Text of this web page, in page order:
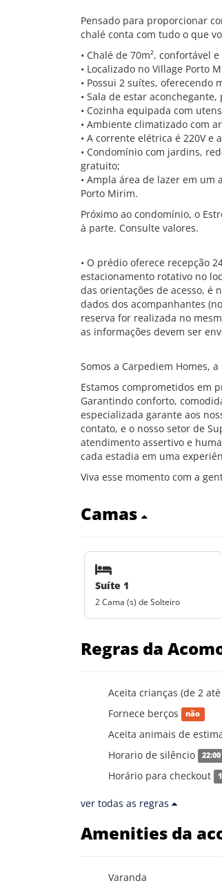
Pensado para proporcionar
chalé conta com tudo o que
• Chalé de 70m², confortável
• Localizado no Village Porto
• Possui 2 suítes, oferecendo
• Sala de estar
• Cozinha equipada com
• Ambiente climatizado com
• A corrente elétrica é 220V e
• Condomínio com jardins,
gratuito;
• Ampla área de lazer em
Porto Mirim.
Próximo ao condomínio, o
à parte. Consulte valores.
• O prédio oferece recepção
estacionamento rotativo no
das orientações de acesso, é
dados dos acompanhantes
reserva for realizada no
as informações devem ser
Somos a Carpediem Homes,
Estamos comprometidos em
Garantindo conforto,
especializada garante aos
contato, e o nosso setor de
atendimento assertivo e
cada estadia em uma
Viva esse momento com a
Camas
Suíte 1
2 Cama (s) de Solteiro
Regras da
Aceita crianças (de 2
Fornece berços não
Aceita animais de
Horario de silêncio
Horário para checkout
ver todas as regras
Amenities da
Varanda